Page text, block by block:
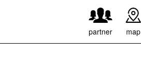
partner map
weiter